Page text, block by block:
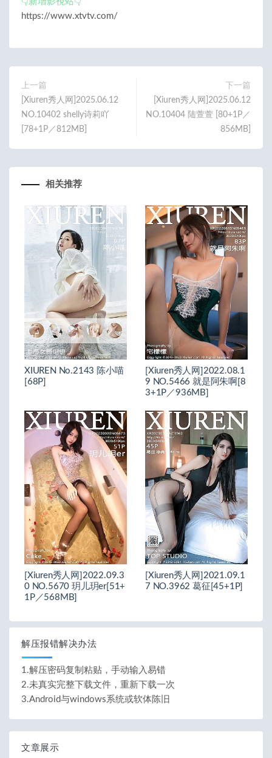
https://www.xtvtv.com/
上一篇
[Xiuren秀人网]2025.06.12
NO.10402 shelly诗莉吖
[78+1P／812MB]
下一篇
[Xiuren秀人网]2025.06.12
NO.10404 陆萱萱 [80+1P／
856MB]
相关推荐
XIUREN No.2143 陈小喵
[68P]
[Xiuren秀人网]2022.08.1
9 NO.5466 就是阿朱啊[8
3+1P／936MB]
[Xiuren秀人网]2022.09.3
0 NO.5670 玥儿玥er[51+
1P／568MB]
[Xiuren秀人网]2021.09.1
7 NO.3962 葛征[45+1P]
解压报错解决办法
1.解压密码复制粘贴，手动输入易错
2.未真实完整下载文件，重新下载一次
3.Android与windows系统或软体陈旧
文章展示